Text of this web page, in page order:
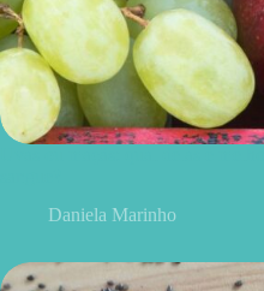
Daniela Marinho